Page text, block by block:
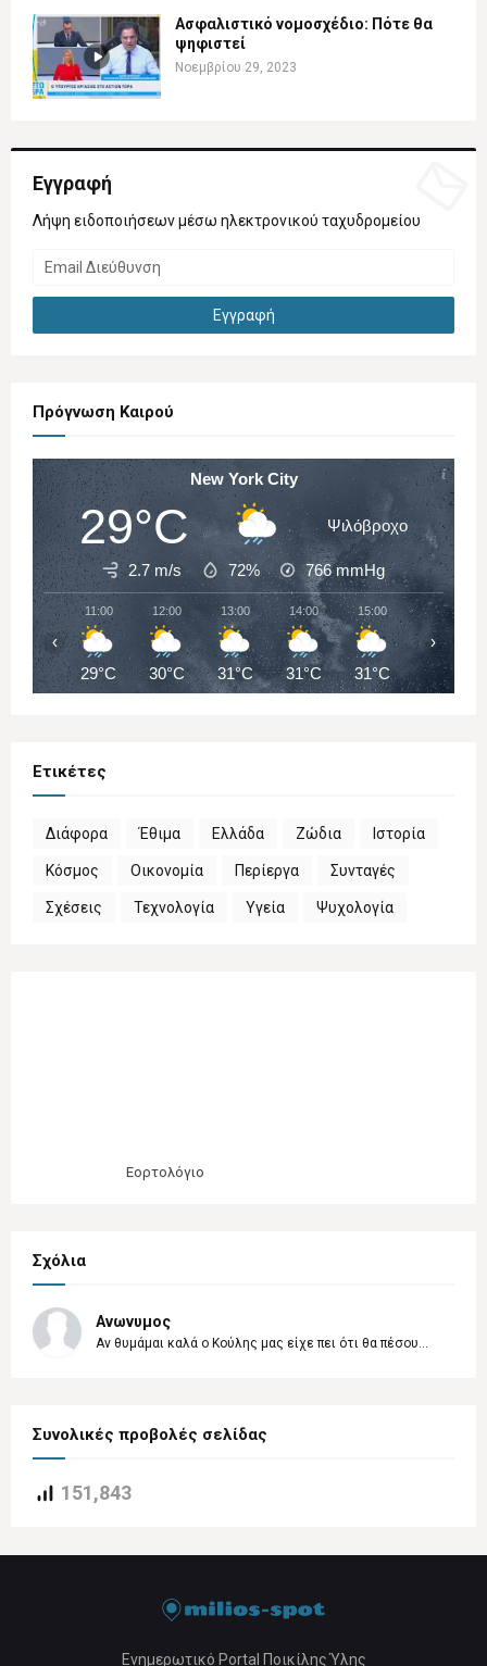
Ασφαλιστικό νομοσχέδιο: Πότε θα
ψηφιστεί
Νοεμβρίου 29, 2023
Εγγραφή
Λήψη ειδοποιήσεων μέσω ηλεκτρονικού ταχυδρομείου
Πρόγνωση Καιρού
New York City
29°C Ψιλόβροχο
2.7 m/s 72% 766mmHg
11:00
29°C
12:00
30°C
13:00
31°C
14:00
31°C
15:00
31°C
16:00
32°C
‹ ›
Ετικέτες
Διάφορα Έθιμα Ελλάδα Ζώδια Ιστορία
Κόσμος Οικονομία Περίεργα Συνταγές
Σχέσεις Τεχνολογία Υγεία Ψυχολογία
Εορτολόγιο
Σχόλια
Ανωνυμος
Αν θυμάμαι καλά ο Κούλης μας είχε πει ότι θα πέσου...
Συνολικές προβολές σελίδας
151,843
Ενημερωτικό Portal Ποικίλης Ύλης